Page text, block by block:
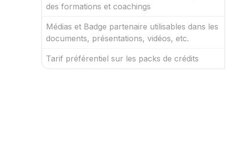
des formations et coachings
Médias et Badge partenaire utilisables dans les
documents, présentations, vidéos, etc.
Tarif préférentiel sur les packs de crédits